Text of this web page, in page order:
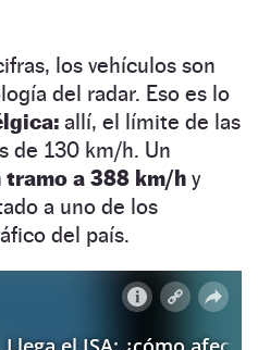
los vehículos son
del radar. Eso es lo
allí, el límite de las
de 130 km/h. Un
a 388 km/h y
a uno de los
del país.